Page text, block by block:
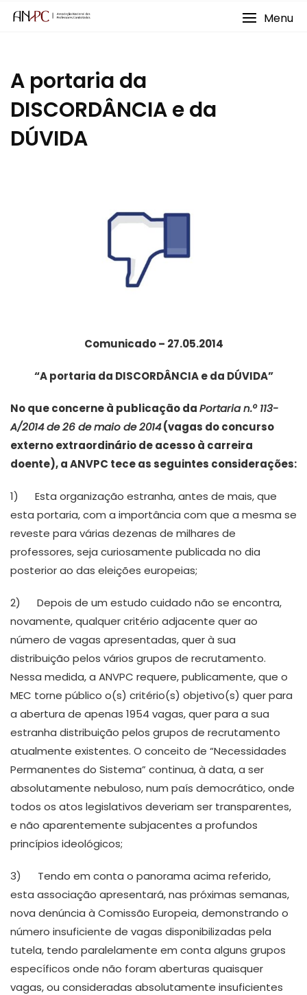
Menu
A portaria da
DISCORDÂNCIA e da
DÚVIDA
Comunicado – 27.05.2014
“A portaria da DISCORDÂNCIA e da DÚVIDA”
No que concerne à publicação daPortaria n.º 113-
A/2014 de 26 de maio de 2014(vagas do concurso
externo extraordinário de acesso à carreira
doente), a ANVPC tece as seguintes considerações:
1) Esta organização estranha, antes de mais, que
esta portaria, com a importância com que a mesma se
reveste para várias dezenas de milhares de
professores, seja curiosamente publicada no dia
posterior ao das eleições europeias;
2) Depois de um estudo cuidado não se encontra,
novamente, qualquer critério adjacente quer ao
número de vagas apresentadas, quer à sua
distribuição pelos vários grupos de recrutamento.
Nessa medida, a ANVPC requere, publicamente, que o
MEC torne público o(s) critério(s) objetivo(s) quer para
a abertura de apenas 1954 vagas, quer para a sua
estranha distribuição pelos grupos de recrutamento
atualmente existentes. O conceito de “Necessidades
Permanentes do Sistema” continua, à data, a ser
absolutamente nebuloso, num país democrático, onde
todos os atos legislativos deveriam ser transparentes,
e não aparentemente subjacentes a profundos
princípios ideológicos;
3) Tendo em conta o panorama acima referido,
esta associação apresentará, nas próximas semanas,
nova denúncia à Comissão Europeia, demonstrando o
número insuficiente de vagas disponibilizadas pela
tutela, tendo paralelamente em conta alguns grupos
específicos onde não foram aberturas quaisquer
vagas, ou consideradas absolutamente insuficientes